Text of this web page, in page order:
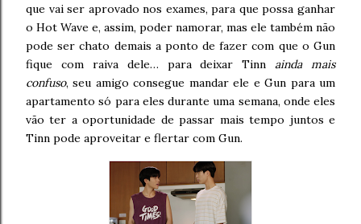
que vai ser aprovado nos exames, para que possa ganhar
o Hot Wave e, assim, poder namorar, mas ele também não
pode ser chato demais a ponto de fazer com que o Gun
fique com raiva dele… para deixar Tinnainda mais
confuso, seu amigo consegue mandar ele e Gun para um
apartamento só para eles durante uma semana, onde eles
vão ter a oportunidade de passar mais tempo juntos e
Tinn pode aproveitar e flertar com Gun.